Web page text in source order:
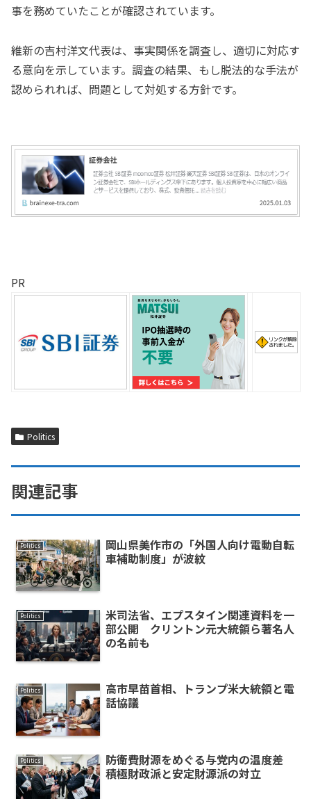
事を務めていたことが確認されています。
維新の吉村洋文代表は、事実関係を調査し、適切に対応す
る意向を示しています。調査の結果、もし脱法的な手法が
認められれば、問題として対処する方針です。
PR
Politics
関連記事
Politics
岡山県美作市の「外国人向け電動自転
車補助制度」が波紋
Politics
米司法省、エプスタイン関連資料を一
部公開 クリントン元大統領ら著名人
の名前も
Politics
高市早苗首相、トランプ米大統領と電
話協議
Politics
防衛費財源をめぐる与党内の温度差
積極財政派と安定財源派の対立